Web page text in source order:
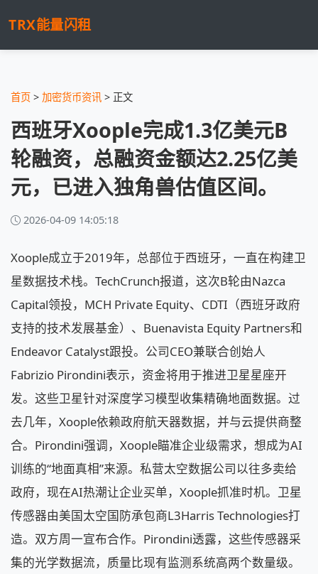
TRX能量闪租
首页 > 加密货币资讯 > 正文
西班牙Xoople完成1.3亿美元B
轮融资，总融资金额达2.25亿美
元，已进入独角兽估值区间。
2026-04-09 14:05:18
Xoople成立于2019年，总部位于西班牙，一直在构建卫
星数据技术栈。TechCrunch报道，这次B轮由Nazca
Capital领投，MCH Private Equity、CDTI（西班牙政府
支持的技术发展基金）、Buenavista Equity Partners和
Endeavor Catalyst跟投。公司CEO兼联合创始人
Fabrizio Pirondini表示，资金将用于推进卫星星座开
发。这些卫星针对深度学习模型收集精确地面数据。过
去几年，Xoople依赖政府航天器数据，并与云提供商整
合。Pirondini强调，Xoople瞄准企业级需求，想成为AI
训练的“地面真相”来源。私营太空数据公司以往多卖给
政府，现在AI热潮让企业买单，Xoople抓准时机。卫星
传感器由美国太空国防承包商L3Harris Technologies打
造。双方周一宣布合作。Pirondini透露，这些传感器采
集的光学数据流，质量比现有监测系统高两个数量级。